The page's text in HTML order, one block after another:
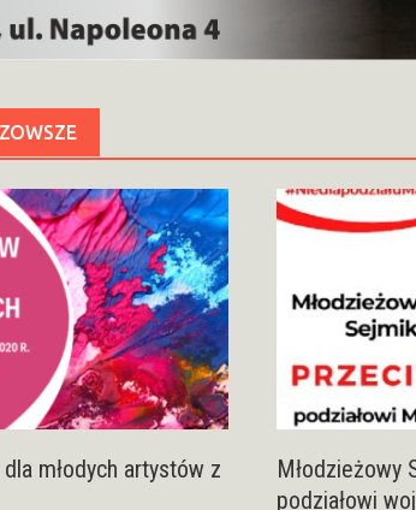
młodych artystów z
Młodzieżowy
podziałowi